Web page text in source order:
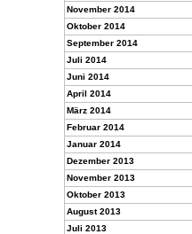
November 2014
Oktober 2014
September 2014
Juli 2014
Juni 2014
April 2014
März 2014
Februar 2014
Januar 2014
Dezember 2013
November 2013
Oktober 2013
August 2013
Juli 2013